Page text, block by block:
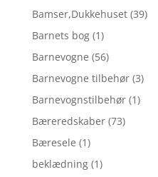
Bamser,Dukkehuset (39)
Barnets bog (1)
Barnevogne (56)
Barnevogne tilbehør (3)
Barnevognstilbehør (1)
Bæreredskaber (73)
Bæresele (1)
beklædning (1)